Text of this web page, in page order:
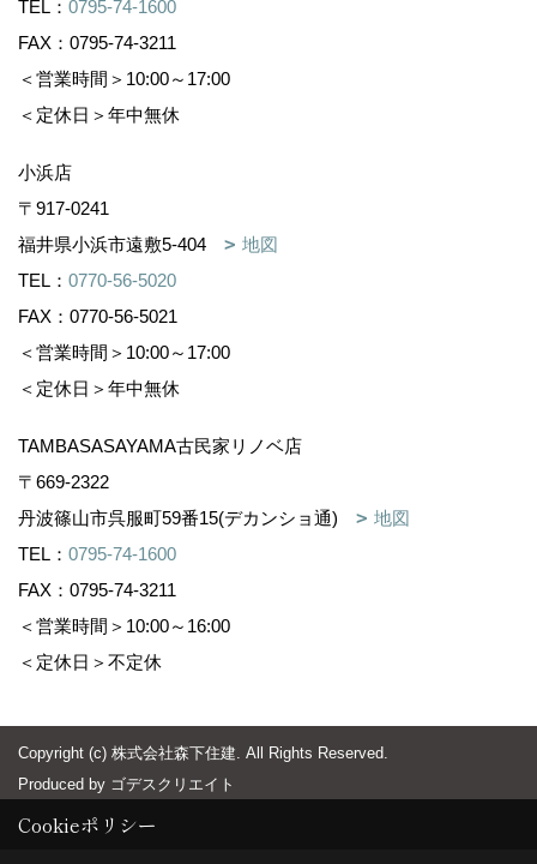
TEL： 0795-74-1600
FAX：0795-74-3211
＜営業時間＞10:00～17:00
＜定休日＞年中無休
小浜店
〒917-0241
福井県小浜市遠敷5-404
地図
TEL： 0770-56-5020
FAX：0770-56-5021
＜営業時間＞10:00～17:00
＜定休日＞年中無休
TAMBASASAYAMA古民家リノベ店
〒669-2322
丹波篠山市呉服町59番15(デカンショ通)
地図
TEL： 0795-74-1600
FAX：0795-74-3211
＜営業時間＞10:00～16:00
＜定休日＞不定休
Copyright (c) 株式会社森下住建. All Rights Reserved.
Produced by ゴデスクリエイト
Cookieポリシー